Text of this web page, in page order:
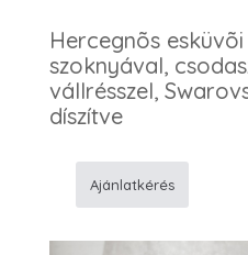
Hercegnõs
szoknyával,
vállrésszel,
díszítve
ruha
Ajánlatkérés